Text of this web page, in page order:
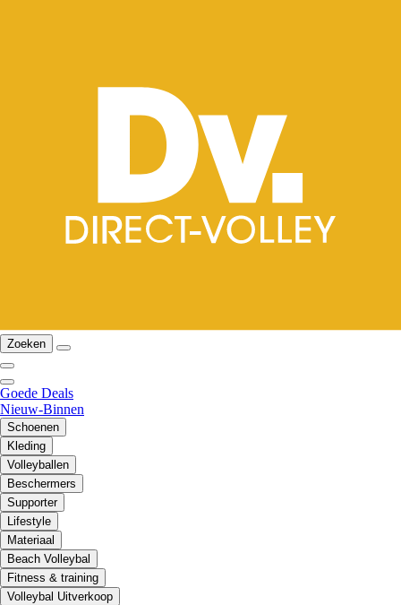
Zoeken
Goede Deals
Nieuw-Binnen
Schoenen
Kleding
Volleyballen
Beschermers
Supporter
Lifestyle
Materiaal
Beach Volleybal
Fitness & training
Volleybal Uitverkoop